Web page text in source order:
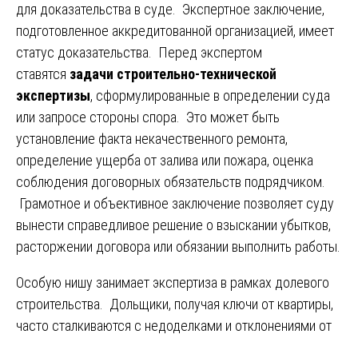
для доказательства в суде. Экспертное заключение,
подготовленное аккредитованной организацией, имеет
статус доказательства. Перед экспертом
ставятся задачи строительно-технической
экспертизы, сформулированные в определении суда
или запросе стороны спора. Это может быть
установление факта некачественного ремонта,
определение ущерба от залива или пожара, оценка
соблюдения договорных обязательств подрядчиком.
Грамотное и объективное заключение позволяет суду
вынести справедливое решение о взыскании убытков,
расторжении договора или обязании выполнить работы.
Особую нишу занимает экспертиза в рамках долевого
строительства. Дольщики, получая ключи от квартиры,
часто сталкиваются с недоделками и отклонениями от